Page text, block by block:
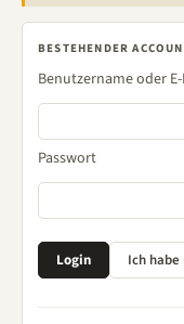
BESTEHENDER
Benutzername oder
Passwort